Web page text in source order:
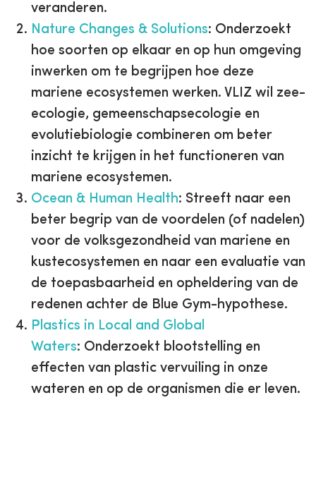
veranderen.
Nature Changes & Solutions: Onderzoekt
hoe soorten op elkaar en op hun omgeving
inwerken om te begrijpen hoe deze
mariene ecosystemen werken. VLIZ wil zee-
ecologie, gemeenschapsecologie en
evolutiebiologie combineren om beter
inzicht te krijgen in het functioneren van
mariene ecosystemen.
Ocean & Human Health: Streeft naar een
beter begrip van de voordelen (of nadelen)
voor de volksgezondheid van mariene en
kustecosystemen en naar een evaluatie van
de toepasbaarheid en opheldering van de
redenen achter de Blue Gym-hypothese.
Plastics in Local and Global
Waters: Onderzoekt blootstelling en
effecten van plastic vervuiling in onze
wateren en op de organismen die er leven.